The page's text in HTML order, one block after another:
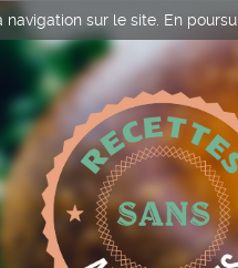
sur le site. En